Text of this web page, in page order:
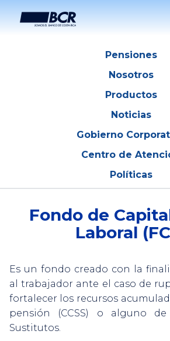
Pensiones
Nosotros
Productos
Noticias
Gobierno
Centro de
Políticas
Fondo de
Laboral
Es un fondo creado con la
al trabajador ante el caso de
fortalecer los recursos
pensión (CCSS) o alguno
Sustitutos.